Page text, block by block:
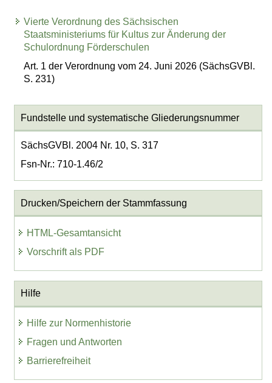
Vierte Verordnung des Sächsischen
Staatsministeriums für Kultus zur Änderung der
Schulordnung Förderschulen
Art. 1 der Verordnung vom 24. Juni 2026 (SächsGVBl.
S. 231)
Fundstelle und systematische Gliederungsnummer
SächsGVBl. 2004 Nr. 10, S. 317
Fsn-Nr.: 710-1.46/2
Drucken/Speichern der Stammfassung
HTML-Gesamtansicht
Vorschrift als PDF
Hilfe
Hilfe zur Normenhistorie
Fragen und Antworten
Barrierefreiheit